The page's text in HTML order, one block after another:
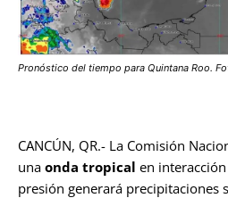
Pronóstico del tiempo para Quintana Roo.
CANCÚN, QR.- La Comisión
una onda tropical en
presión generará precipitaciones